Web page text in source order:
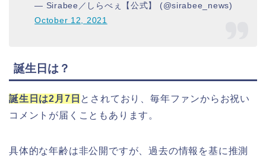
— Sirabee／しらべぇ【公式】 (@sirabee_news)
October 12, 2021
誕生日は？
誕生日は2月7日 とされており、毎年ファンからお祝い
コメントが届くこともあります。
具体的な年齢は非公開ですが、過去の情報を基に推測